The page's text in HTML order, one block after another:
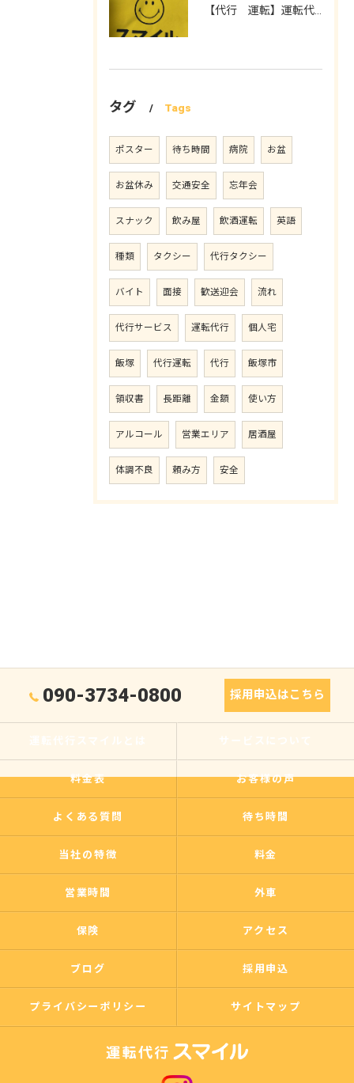
タグ Tags
ポスター 待ち時間 病院 お盆
お盆休み 交通安全 忘年会
スナック 飲み屋 飲酒運転 英語
種類 タクシー 代行タクシー
バイト 面接 歓送迎会 流れ
代行サービス 運転代行 個人宅
飯塚 代行運転 代行 飯塚市
領収書 長距離 金額 使い方
アルコール 営業エリア 居酒屋
体調不良 頼み方 安全
090-3734-0800 採用申込はこちら
料金表 お客様の声
よくある質問 待ち時間
当社の特徴 料金
営業時間 外車
保険 アクセス
ブログ 採用申込
プライバシーポリシー サイトマップ